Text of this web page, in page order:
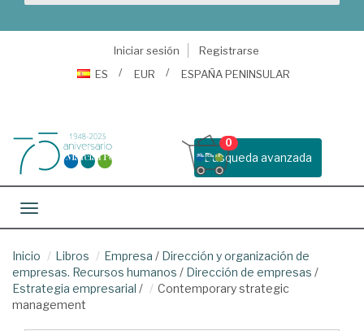
Iniciar sesión
Registrarse
ES
EUR ESPAÑA PENINSULAR
Busqueda avanzada
0
Toggle navigation
Inicio Libros Empresa / Dirección y organización de
empresas. Recursos humanos / Dirección de empresas /
Estrategia empresarial /
Contemporary strategic
management